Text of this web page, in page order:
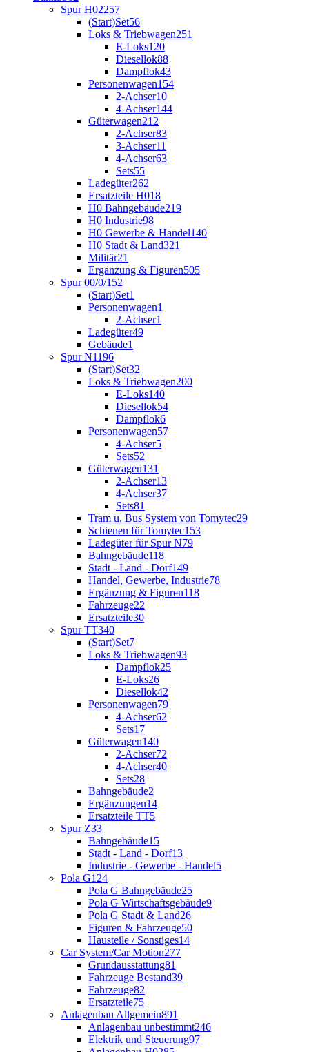
Spur H02257
(Start)Set56
Loks & Triebwagen251
E-Loks120
Diesellok88
Dampflok43
Personenwagen154
2-Achser10
4-Achser144
Güterwagen212
2-Achser83
3-Achser11
4-Achser63
Sets55
Ladegüter262
Ersatzteile H018
H0 Bahngebäude219
H0 Industrie98
H0 Gewerbe & Handel140
H0 Stadt & Land321
Militär21
Ergänzung & Figuren505
Spur 00/0/1 52
(Start)Set1
Personenwagen1
2-Achser1
Ladegüter49
Gebäude1
Spur N1196
(Start)Set32
Loks & Triebwagen200
E-Loks140
Diesellok54
Dampflok6
Personenwagen57
4-Achser5
Sets52
Güterwagen131
2-Achser13
4-Achser37
Sets81
Tram u. Bus System von Tomytec29
Schienen für Tomytec153
Ladegüter für Spur N79
Bahngebäude118
Stadt - Land - Dorf149
Handel, Gewerbe, Industrie78
Ergänzung & Figuren118
Fahrzeuge22
Ersatzteile30
Spur TT340
(Start)Set7
Loks & Triebwagen93
Dampflok25
E-Loks26
Diesellok42
Personenwagen79
4-Achser62
Sets17
Güterwagen140
2-Achser72
4-Achser40
Sets28
Bahngebäude2
Ergänzungen14
Ersatzteile TT5
Spur Z33
Bahngebäude15
Stadt - Land - Dorf13
Industrie - Gewerbe - Handel5
Pola G124
Pola G Bahngebäude25
Pola G Wirtschaftsgebäude9
Pola G Stadt & Land26
Figuren & Fahrzeuge50
Hausteile / Sonstiges14
Car System/Car Motion277
Grundausstattung81
Fahrzeuge Bestand39
Fahrzeuge82
Ersatzteile75
Anlagenbau Allgemein891
Anlagenbau unbestimmt246
Elektrik und Steuerung97